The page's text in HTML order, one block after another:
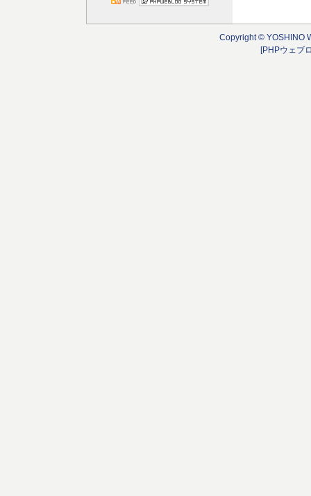
Copyright © YOSHINO
[PHPウェブ